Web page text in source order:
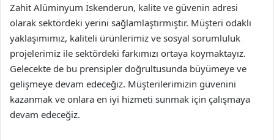
Zahit Alüminyum İskenderun, kalite ve güvenin adresi
olarak sektördeki yerini sağlamlaştırmıştır. Müşteri odaklı
yaklaşımımız, kaliteli ürünlerimiz ve sosyal sorumluluk
projelerimiz ile sektördeki farkımızı ortaya koymaktayız.
Gelecekte de bu prensipler doğrultusunda büyümeye ve
gelişmeye devam edeceğiz. Müşterilerimizin güvenini
kazanmak ve onlara en iyi hizmeti sunmak için çalışmaya
devam edeceğiz.